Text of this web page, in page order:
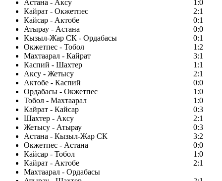
Астана - Аксу
1:0
Кайрат - Окжетпес
2:1
Кайсар - Актобе
0:1
Атырау - Астана
0:0
Кызыл-Жар СК - Ордабасы
0:1
Окжетпес - Тобол
1:2
Махтаарал - Кайрат
3:1
Каспий - Шахтер
1:1
Аксу - Жетысу
2:1
Актобе - Каспий
0:0
Ордабасы - Окжетпес
1:0
Тобол - Махтаарал
1:0
Кайрат - Кайсар
0:3
Шахтер - Аксу
2:1
Жетысу - Атырау
0:3
Астана - Кызыл-Жар СК
3:2
Окжетпес - Астана
0:0
Кайсар - Тобол
1:0
Кайрат - Актобе
2:1
Махтаарал - Ордабасы